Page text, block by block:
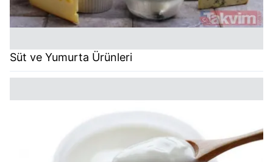
Süt ve Yumurta Ürünleri